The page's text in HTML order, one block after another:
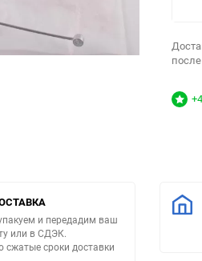
+4
и передадим ваш
или в СДЭК.
сжатые сроки доставки